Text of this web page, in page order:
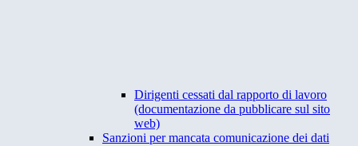
Dirigenti cessati dal rapporto di lavoro
(documentazione da pubblicare sul sito
web)
Sanzioni per mancata comunicazione dei dati